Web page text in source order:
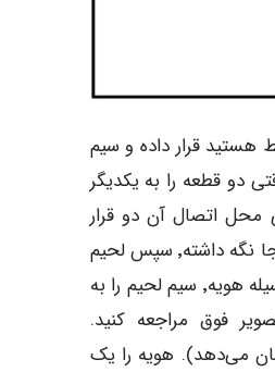
هستید قرار داده و سیم
دو قطعه را به یکدیگر
را روی محل اتصال آن دو قرار
دهید. هویه را چند ثانیه همان جا نگه داشته٬ سپس لحیم
را زیر نوک هویه گذاشته و به وسیله هویه٬ سیم لحیم را به
فوق مراجعه کنید.
می‌دهد). هویه را یک